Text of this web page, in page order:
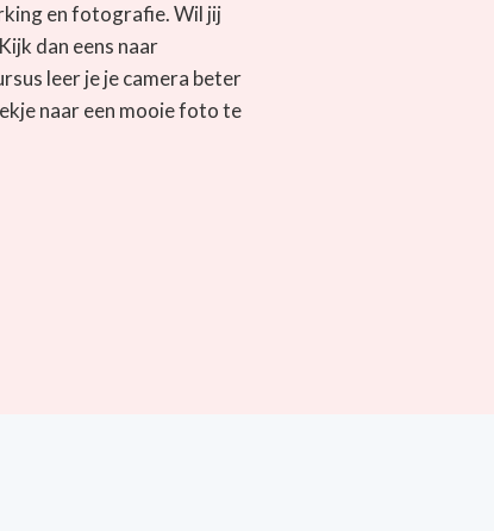
en fotografie. Wil jij
dan eens naar
leer je je camera beter
naar een mooie foto te